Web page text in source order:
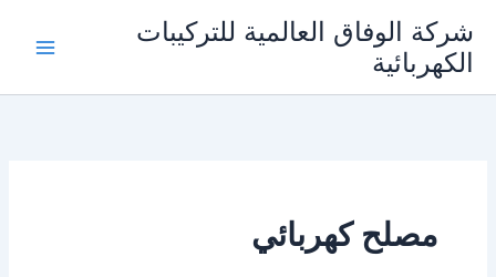
المحتوى
شركة الوفاق العالمية للتركيبات
الكهربائية
مصلح كهربائي